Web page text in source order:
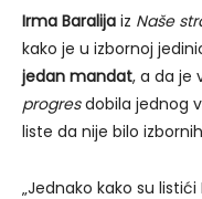
Irma Baralija iz Naše
kako je u izbornoj
jedan mandat, a da je
progresdobila jednog
liste da nije bilo izbornih
„Jednako kako su